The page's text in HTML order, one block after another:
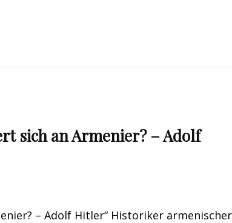
sich an Armenier? – Adolf
– Adolf Hitler“ Historiker armenischer